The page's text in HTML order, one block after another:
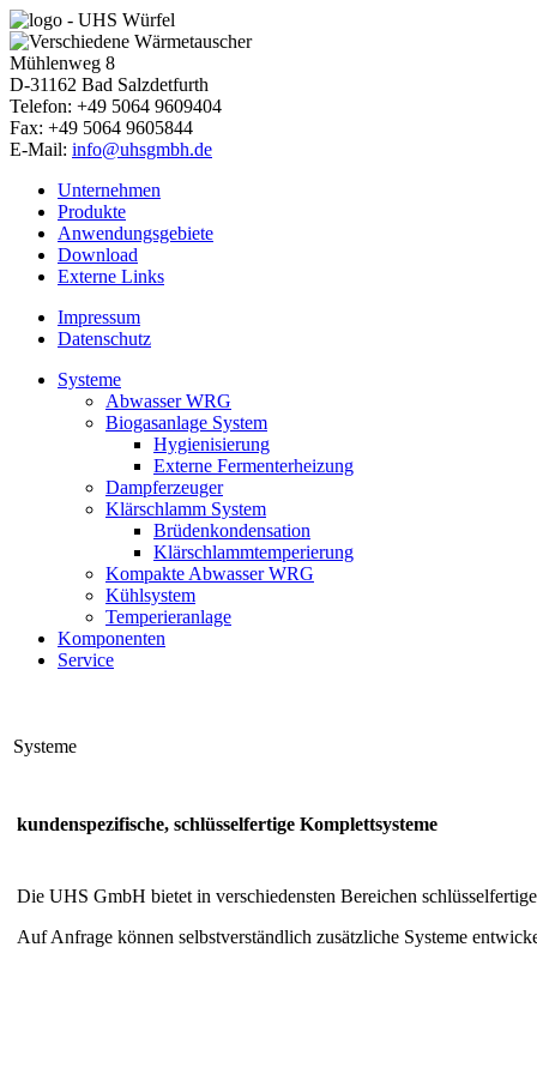
Mühlenweg 8
D-31162 Bad Salzdetfurth
Telefon: +49 5064 9609404
Fax: +49 5064 9605844
E-Mail: info@uhsgmbh.de
Unternehmen
Produkte
Anwendungsgebiete
Download
Externe Links
Impressum
Datenschutz
Systeme
Abwasser WRG
Biogasanlage System
Hygienisierung
Externe Fermenterheizung
Dampferzeuger
Klärschlamm System
Brüdenkondensation
Klärschlammtemperierung
Kompakte Abwasser WRG
Kühlsystem
Temperieranlage
Komponenten
Service
Systeme
kundenspezifische, schlüsselfertige Komplettsysteme
Die UHS GmbH bietet in verschiedensten Bereichen
Auf Anfrage können selbstverständlich zusätzliche Systeme